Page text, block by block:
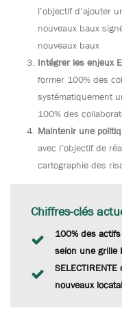
l’objectif d’ajouter
nouveaux baux
nouveaux baux
Intégrer les enjeux
former 100% des
systématiquement
100% des
Maintenir une
avec l’objectif de
cartographie des
Chiffres-clés
100% des
selon une grille
nouveaux